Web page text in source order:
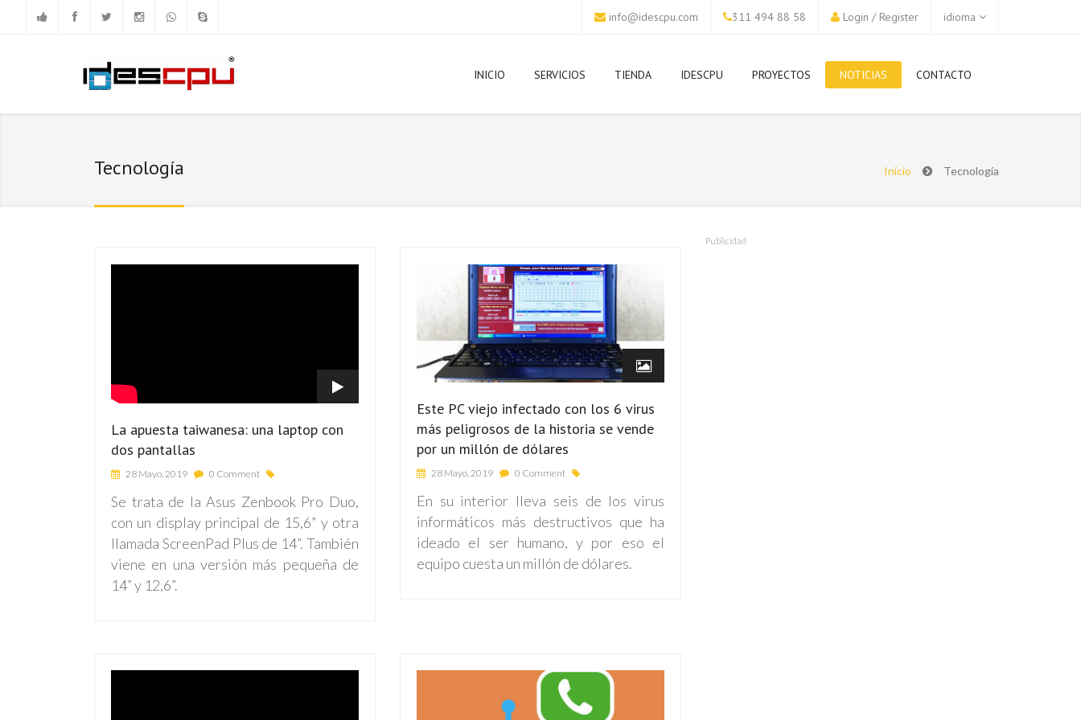
idioma
Login / Register
info@idescpu.com 311 494 88 58
INICIO SERVICIOS TIENDA IDESCPU PROYECTOS NOTICIAS CONTACTO
Tecnología Inicio Tecnología
La apuesta taiwanesa: una laptop con
dos pantallas
28 Mayo, 2019 0 Comment
Se trata de la Asus Zenbook Pro Duo,
con un display principal de 15,6” y otra
llamada ScreenPad Plus de 14”. También
viene en una versión más pequeña de
14” y 12,6”.
Este PC viejo infectado con los 6 virus
más peligrosos de la historia se vende
por un millón de dólares
28 Mayo, 2019 0 Comment
En su interior lleva seis de los virus
informáticos más destructivos que ha
ideado el ser humano, y por eso el
equipo cuesta un millón de dólares.
Publicidad